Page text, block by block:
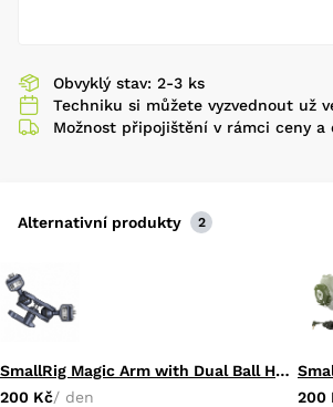
Obvyklý stav: 2-3 ks
Techniku si můžete vyzvednout už
Možnost připojištění v rámci ceny a
Alternativní produkty 2
SmallRig Magic Arm with Dual Ball Heads (1/4”-20 Screw and ARRI locating Screw)
200 Kč/ den 200